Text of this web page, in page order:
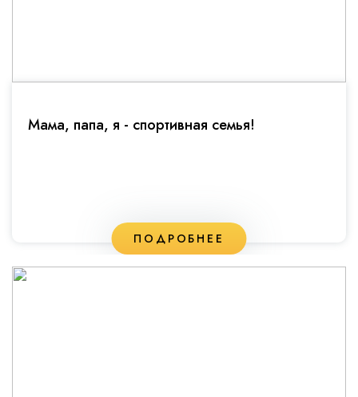
Мама, папа, я - спортивная семья!
ПОДРОБНЕЕ